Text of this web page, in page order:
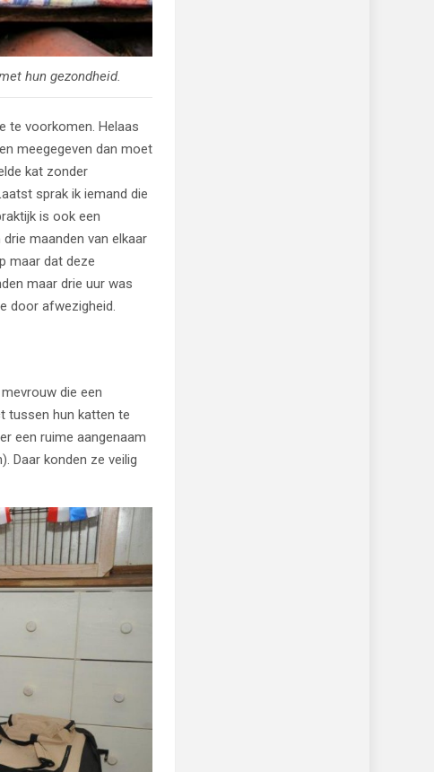
hun gezondheid.
te voorkomen. Helaas
meegegeven dan moet
kat zonder
sprak ik iemand die
is ook een
maanden van elkaar
maar dat deze
maar drie uur was
door afwezigheid.
die een
tussen hun katten te
een ruime aangenaam
Daar konden ze veilig